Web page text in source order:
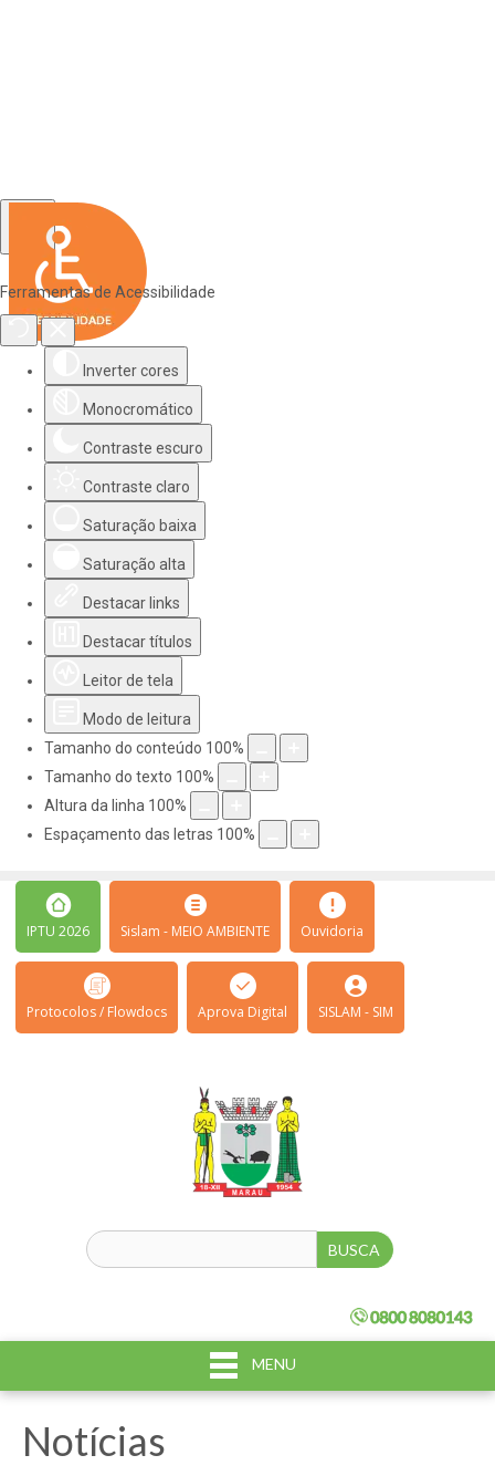
Ferramentas de Acessibilidade
Inverter cores
Monocromático
Contraste escuro
Contraste claro
Saturação baixa
Saturação alta
Destacar links
Destacar títulos
Leitor de tela
Modo de leitura
Tamanho do conteúdo 100%
Tamanho do texto 100%
Altura da linha 100%
Espaçamento das letras 100%
IPTU 2026 Sislam - MEIO AMBIENTE Ouvidoria
Protocolos / Flowdocs Aprova Digital SISLAM - SIM
MENU
Notícias